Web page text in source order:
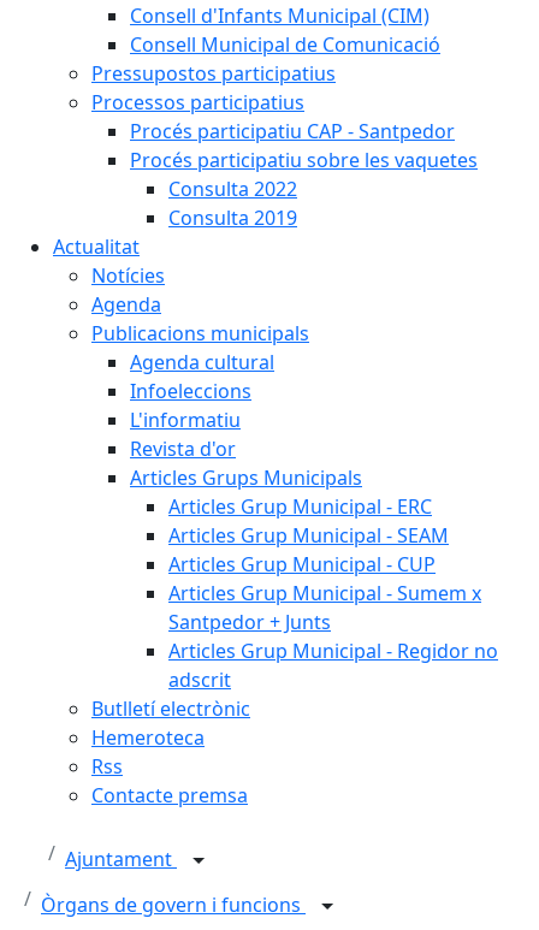
Consell d'Infants Municipal (CIM)
Consell Municipal de Comunicació
Pressupostos participatius
Processos participatius
Procés participatiu CAP - Santpedor
Procés participatiu sobre les vaquetes
Consulta 2022
Consulta 2019
Actualitat
Notícies
Agenda
Publicacions municipals
Agenda cultural
Infoeleccions
L'informatiu
Revista d'or
Articles Grups Municipals
Articles Grup Municipal - ERC
Articles Grup Municipal - SEAM
Articles Grup Municipal - CUP
Articles Grup Municipal - Sumem x
Santpedor + Junts
Articles Grup Municipal - Regidor no
adscrit
Butlletí electrònic
Hemeroteca
Rss
Contacte premsa
Ajuntament
Òrgans de govern i funcions